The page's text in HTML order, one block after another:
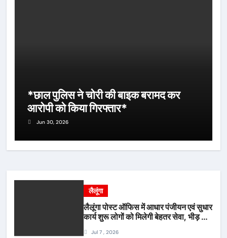
*छाल पुलिस ने चोरी की बाइक बरामद कर
आरोपी को किया गिरफ्तार*
Jun 30, 2026
लैलूंगा
लैलूंगा पोस्ट ऑफिस में आधार पंजीयन एवं सुधार
कार्य शुरू लोगों को मिलेगी बेहतर सेवा, भीड़ से
Jul 7 , 2026